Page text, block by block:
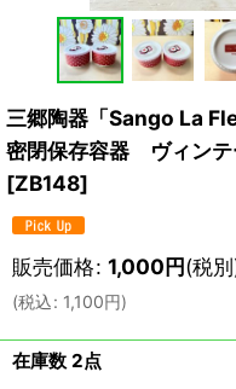
三郷陶器「Sango La
密閉保存容器 ヴィンテ
[ZB148]
販売価格: 1,000円(税
(税込: 1,100円)
在庫数 2点